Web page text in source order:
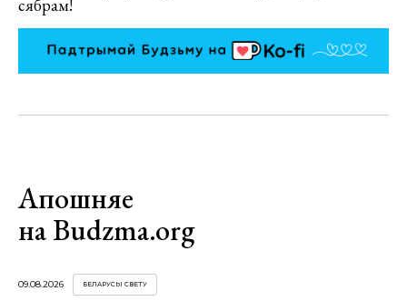
сябрам!
Апошняе
на Budzma.org
09.08.2026 БЕЛАРУСЫ СВЕТУ